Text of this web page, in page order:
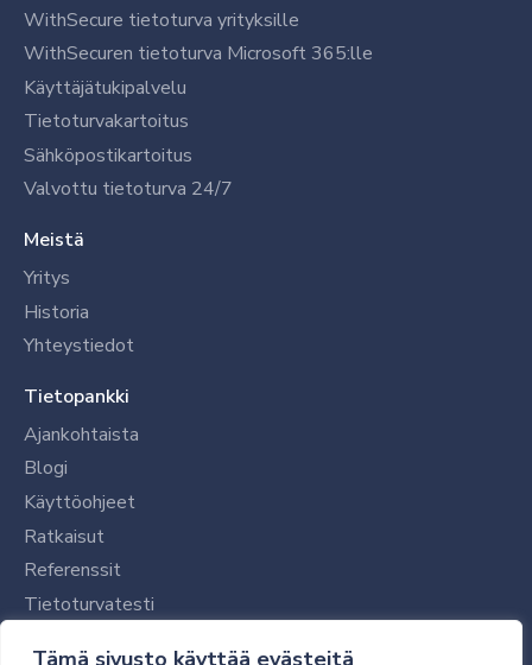
Tämä sivusto käyttää evästeitä
WithSecure tietoturva yrityksille
WithSecuren tietoturva Microsoft 365:lle
Käyttäjätukipalvelu
Tietoturvakartoitus
Sähköpostikartoitus
Valvottu tietoturva 24/7
Meistä
Yritys
Historia
Yhteystiedot
Tietopankki
Ajankohtaista
Blogi
Käyttöohjeet
Ratkaisut
Referenssit
Tietoturvatesti
Tilaajalle